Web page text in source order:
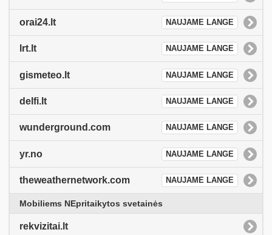
orai24.lt NAUJAME LANGE
lrt.lt NAUJAME LANGE
gismeteo.lt NAUJAME LANGE
delfi.lt NAUJAME LANGE
wunderground.com NAUJAME LANGE
yr.no NAUJAME LANGE
theweathernetwork.com NAUJAME LANGE
Mobiliems NEpritaikytos svetainės
rekvizitai.lt